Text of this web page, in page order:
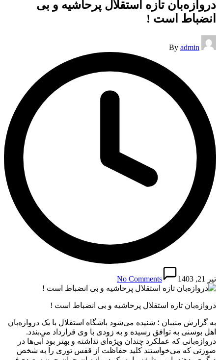
دروازه‌بان تازه استقلال پرحاشیه و بی
انضباط است !
Posted
by
By admin
تیر 21, 1403 No Comments
دروازه‌بان تازه استقلال پرحاشیه و بی انضباط است !
به گزارش منیبان ؛ شنیده می‌شود باشگاه استقلال با یک دروازه‌بان
اهل بوسنی به توافق رسیده و به زودی با وی قرارداد می‌بندد.
دروازه‌بانی که عملکرد چندان ویژه‌ای نداشته و بهتر بود آبی‌ها در
صورتی که می‌خواستند کلید حفاظت از قفس توری را به شخص